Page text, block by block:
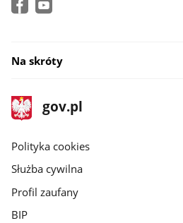
Na skróty
stopka
gov.pl
Strona
gov.pl
gov.pl
Polityka cookies
Służba cywilna
Profil zaufany
BIP